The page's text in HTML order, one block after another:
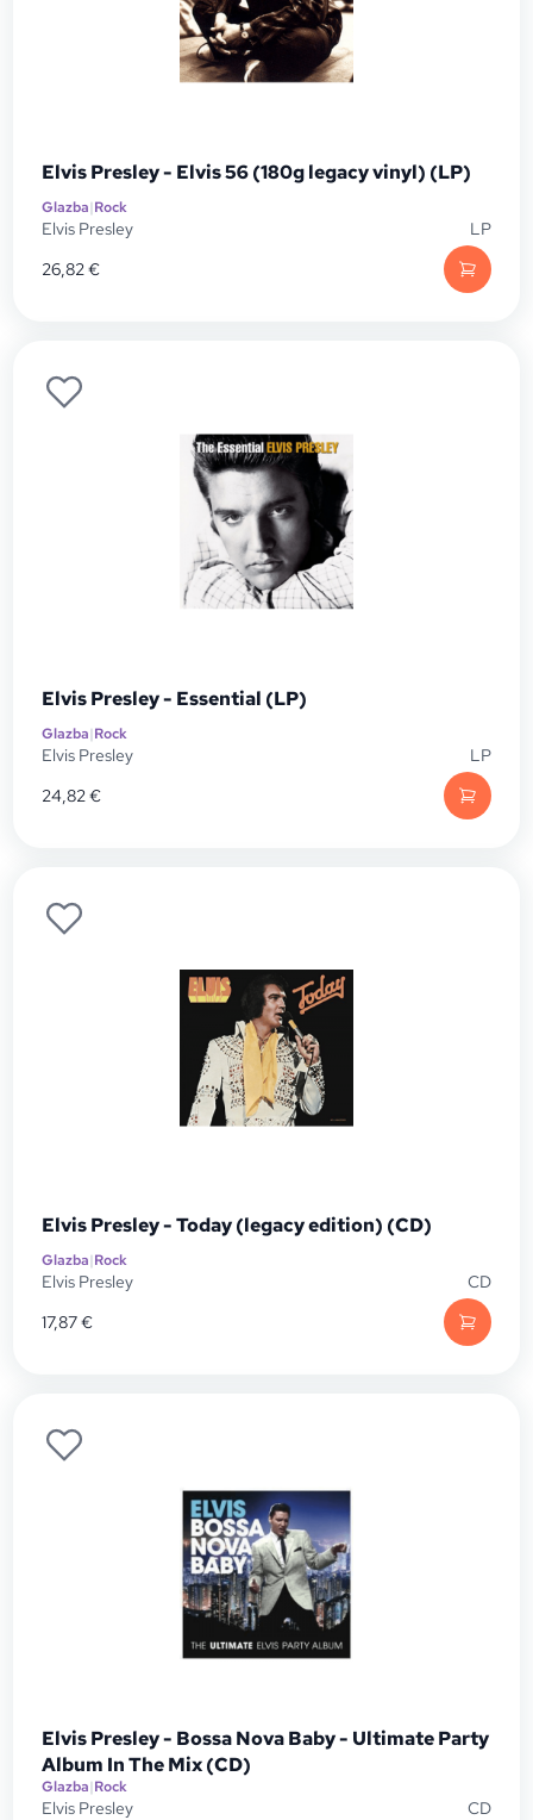
Elvis Presley - Elvis 56 (180g legacy vinyl) (LP)
Glazba|Rock
Elvis Presley
LP
26,82€
Elvis Presley - Essential (LP)
Glazba|Rock
Elvis Presley
LP
24,82€
Elvis Presley - Today (legacy edition) (CD)
Glazba|Rock
Elvis Presley
CD
17,87€
Elvis Presley - Bossa Nova Baby - Ultimate Party
Album In The Mix (CD)
Glazba|Rock
Elvis Presley
CD